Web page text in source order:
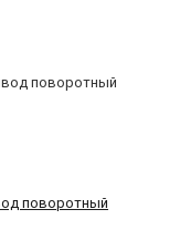
поворотный